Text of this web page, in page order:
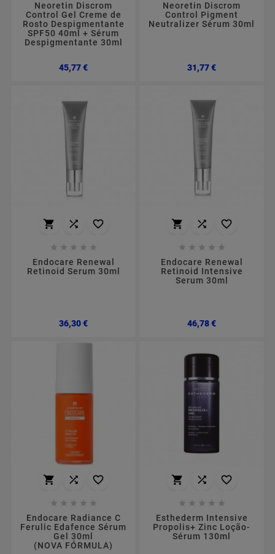
Neoretin Discrom
Control Gel Creme de
Rosto Despigmentante
SPF50 40ml + Sérum
Despigmentante 30ml
45,77 €Preço
Neoretin Discrom
Control Pigment
Neutralizer Sérum 30ml
31,77 €Preço
  
    
Endocare Renewal
Retinoid Serum 30ml
36,30 €Preço
  
    
Endocare Renewal
Retinoid Intensive
Serum 30ml
46,78 €Preço
  
    
Endocare Radiance C
Ferulic Edafence Sérum
Gel 30ml
(NOVA FÓRMULA)
  
    
Esthederm Intensive
Propolis+ Zinc Loção-
Sérum 130ml